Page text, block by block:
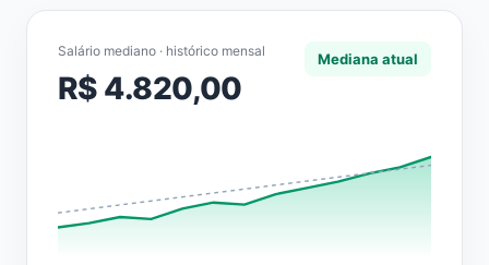
Salário mediano · histórico mensal
R$ 4.820,00
Mediana atual